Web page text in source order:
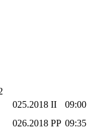
025.2018 II
09:00
026.2018 PP 09:35